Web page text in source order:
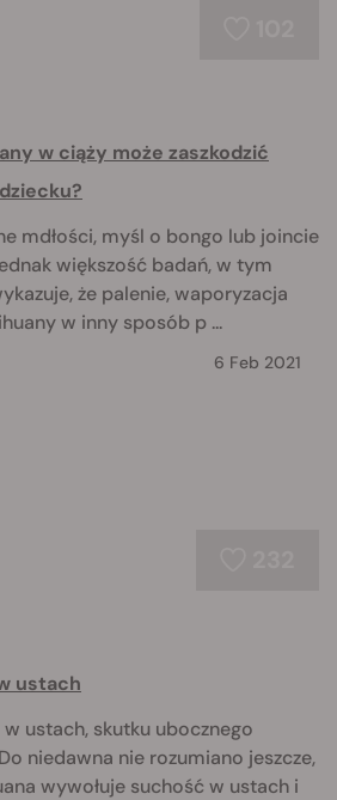
w ciąży może zaszkodzić
mdłości, myśl o bongo lub joincie
większość badań, w tym
że palenie, waporyzacja
w inny sposób p ...
6 Feb 2021
ustach
ustach, skutku ubocznego
niedawna nie rozumiano jeszcze,
wywołuje suchość w ustach i